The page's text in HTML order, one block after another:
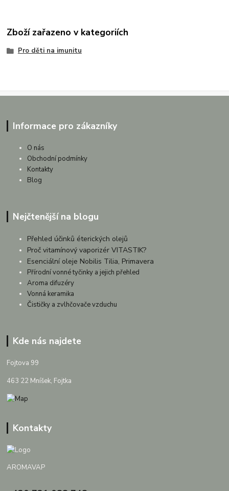
Zboží zařazeno v kategoriích
Pro děti na imunitu
Informace pro zákazníky
O nás
Obchodní podmínky
Kontakty
Blog
Nejčtenější na blogu
Přehled účinků éterických olejů
Proč vitamínový vaporizér VITASTIK?
Esenciální oleje Nobilis Tilia, Primavera
Přírodní vonné tyčinky a jejich přehled
Aroma difuzéry
Vonná keramika
Čističky a zvlhčovače vzduchu
Kde nás najdete
Fojtova 99
463 22 Mníšek, Fojtka
Kontakty
AROMAVAP